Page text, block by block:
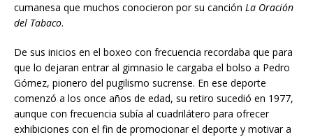
cumanesa que muchos conocieron por su canción La Oración
del Tabaco.
De sus inicios en el boxeo con frecuencia recordaba que para
que lo dejaran entrar al gimnasio le cargaba el bolso a Pedro
Gómez, pionero del pugilismo sucrense. En ese deporte
comenzó a los once años de edad, su retiro sucedió en 1977,
aunque con frecuencia subía al cuadrilátero para ofrecer
exhibiciones con el fin de promocionar el deporte y motivar a